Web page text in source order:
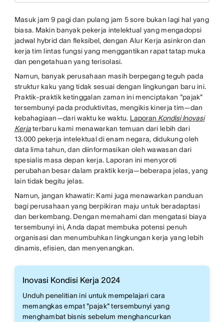
Masuk jam 9 pagi dan pulang jam 5 sore bukan lagi hal yang
biasa. Makin banyak pekerja intelektual yang mengadopsi
jadwal hybrid dan fleksibel, dengan Alur Kerja asinkron dan
kerja tim lintas fungsi yang menggantikan rapat tatap muka
dan pengetahuan yang terisolasi.
Namun, banyak perusahaan masih berpegang teguh pada
struktur kaku yang tidak sesuai dengan lingkungan baru ini.
Praktik-praktik ketinggalan zaman ini menciptakan "pajak"
tersembunyi pada produktivitas, mengikis kinerja tim—dan
kebahagiaan—dari waktu ke waktu. Laporan Kondisi Inovasi
Kerjaterbaru kami menawarkan temuan dari lebih dari
13.000 pekerja intelektual di enam negara, didukung oleh
data lima tahun, dan diinformasikan oleh wawasan dari
spesialis masa depan kerja. Laporan ini menyoroti
perubahan besar dalam praktik kerja—beberapa jelas, yang
lain tidak begitu jelas.
Namun, jangan khawatir: Kami juga menawarkan panduan
bagi perusahaan yang berpikiran maju untuk beradaptasi
dan berkembang. Dengan memahami dan mengatasi biaya
tersembunyi ini, Anda dapat membuka potensi penuh
organisasi dan menumbuhkan lingkungan kerja yang lebih
dinamis, efisien, dan menyenangkan.
Inovasi Kondisi Kerja 2024
Unduh penelitian ini untuk mempelajari cara
memangkas empat "pajak" tersembunyi yang
menghambat bisnis sebelum menghancurkan